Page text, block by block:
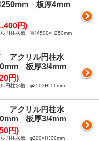
板厚4mm
円)
円柱水槽 直径500×H250mm
アクリル円柱水
板厚3/4mm
円)
ル円柱水槽 φ250×H250mm
アクリル円柱水
板厚3/4mm
円)
ル円柱水槽 φ300×H300mm